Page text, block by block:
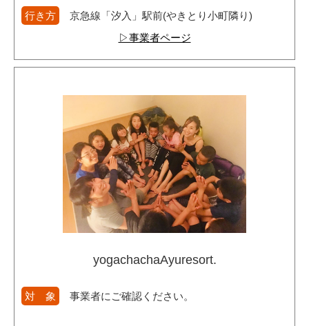
行き方
京急線「汐入」駅前(やきとり小町隣り)
▷事業者ページ
yogachachaAyuresort.
対 象 事業者にご確認ください。